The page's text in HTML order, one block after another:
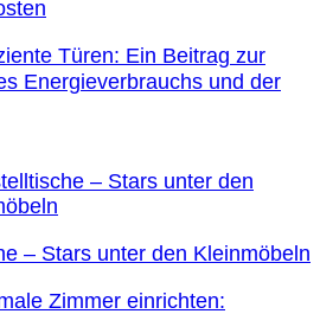
Türen: Ein Beitrag zur
Energieverbrauchs und der
– Stars unter den Kleinmöbeln